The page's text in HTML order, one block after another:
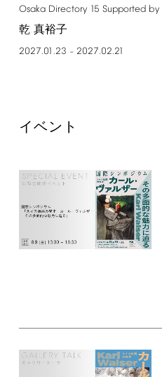
Osaka Directory 15 Supported by
乾 真裕子
2027.01.23 – 2027.02.21
イベント